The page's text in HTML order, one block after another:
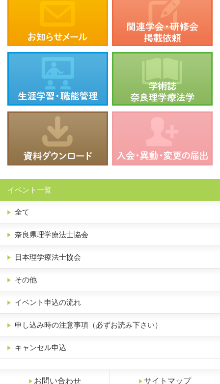
イベント一覧
全て
奈良県理学療法士協会
日本理学療法士協会
その他
イベント申込の流れ
申し込み時の注意事項（必ずお読み下さい）
キャンセル申込
お問い合わせ サイトマップ